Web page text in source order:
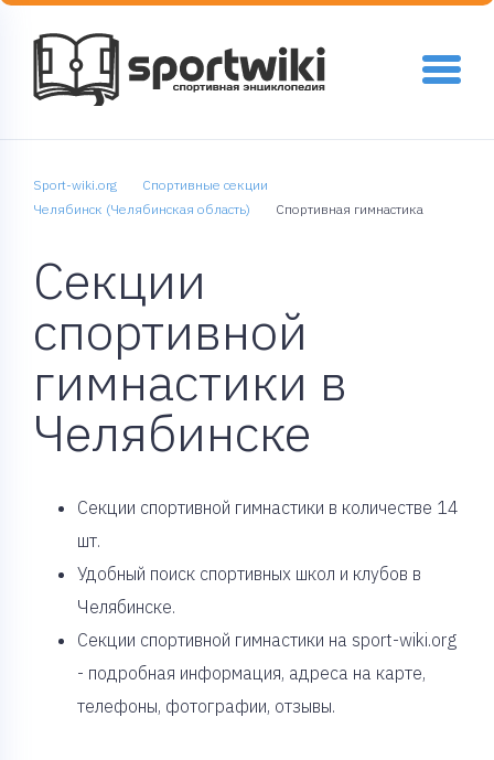
Sport-wiki.org
Спортивные секции
Челябинск (Челябинская область)
Спортивная гимнастика
Секции
спортивной
гимнастики в
Челябинске
Cекции спортивной гимнастики в количестве 14
шт.
Удобный поиск спортивных школ и клубов в
Челябинске.
Секции спортивной гимнастики на sport-wiki.org
- подробная информация, адреса на карте,
телефоны, фотографии, отзывы.